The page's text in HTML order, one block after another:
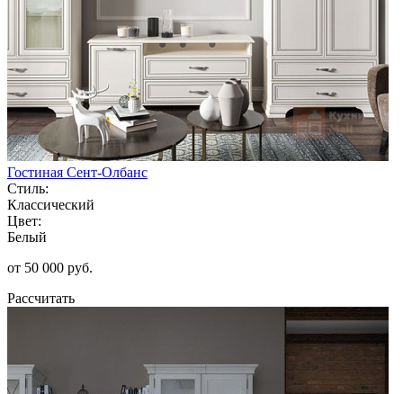
Гостиная Сент-Олбанс
Стиль:
Классический
Цвет:
Белый
от 50 000 руб.
Рассчитать